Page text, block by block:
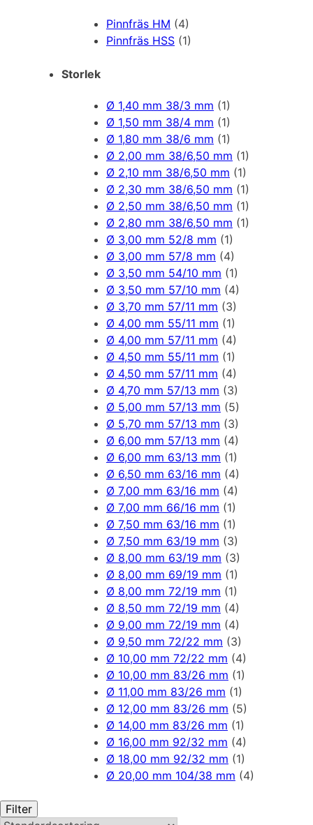
Pinnfräs HM (4)
Pinnfräs HSS (1)
Storlek
Ø 1,40 mm 38/3 mm (1)
Ø 1,50 mm 38/4 mm (1)
Ø 1,80 mm 38/6 mm (1)
Ø 2,00 mm 38/6,50 mm (1)
Ø 2,10 mm 38/6,50 mm (1)
Ø 2,30 mm 38/6,50 mm (1)
Ø 2,50 mm 38/6,50 mm (1)
Ø 2,80 mm 38/6,50 mm (1)
Ø 3,00 mm 52/8 mm (1)
Ø 3,00 mm 57/8 mm (4)
Ø 3,50 mm 54/10 mm (1)
Ø 3,50 mm 57/10 mm (4)
Ø 3,70 mm 57/11 mm (3)
Ø 4,00 mm 55/11 mm (1)
Ø 4,00 mm 57/11 mm (4)
Ø 4,50 mm 55/11 mm (1)
Ø 4,50 mm 57/11 mm (4)
Ø 4,70 mm 57/13 mm (3)
Ø 5,00 mm 57/13 mm (5)
Ø 5,70 mm 57/13 mm (3)
Ø 6,00 mm 57/13 mm (4)
Ø 6,00 mm 63/13 mm (1)
Ø 6,50 mm 63/16 mm (4)
Ø 7,00 mm 63/16 mm (4)
Ø 7,00 mm 66/16 mm (1)
Ø 7,50 mm 63/16 mm (1)
Ø 7,50 mm 63/19 mm (3)
Ø 8,00 mm 63/19 mm (3)
Ø 8,00 mm 69/19 mm (1)
Ø 8,00 mm 72/19 mm (1)
Ø 8,50 mm 72/19 mm (4)
Ø 9,00 mm 72/19 mm (4)
Ø 9,50 mm 72/22 mm (3)
Ø 10,00 mm 72/22 mm (4)
Ø 10,00 mm 83/26 mm (1)
Ø 11,00 mm 83/26 mm (1)
Ø 12,00 mm 83/26 mm (5)
Ø 14,00 mm 83/26 mm (1)
Ø 16,00 mm 92/32 mm (4)
Ø 18,00 mm 92/32 mm (1)
Ø 20,00 mm 104/38 mm (4)
Filter